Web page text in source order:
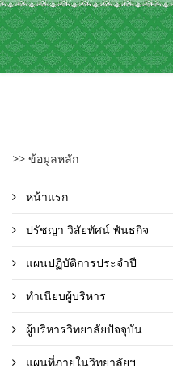
>> ข้อมูลหลัก
หน้าแรก
ปรัชญา วิสัยทัศน์ พันธกิจ
แผนปฏิบัติการประจำปี
ทำเนียบผู้บริหาร
ผู้บริหารวิทยาลัยปัจจุบัน
แผนที่ภายในวิทยาลัยฯ